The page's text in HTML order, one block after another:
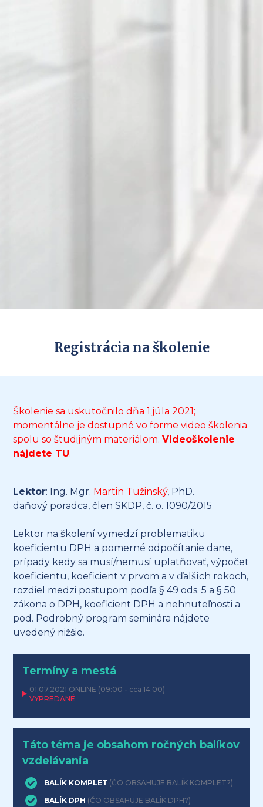
Registrácia na školenie
Školenie sa uskutočnilo dňa 1.júla 2021;
momentálne je dostupné vo forme video školenia
spolu so študijným materiálom.Videoškolenie
nájdete TU.
Lektor: Ing. Mgr. Martin Tužinský, PhD.
daňový poradca, člen SKDP, č. o. 1090/2015
Lektor na školení vymedzí problematiku
koeficientu DPH a pomerné odpočítanie dane,
prípady kedy sa musí/nemusí uplatňovať, výpočet
koeficientu, koeficient v prvom a v ďalších rokoch,
rozdiel medzi postupom podľa § 49 ods. 5 a § 50
zákona o DPH, koeficient DPH a nehnuteľnosti a
pod. Podrobný program seminára nájdete
uvedený nižšie.
Termíny a mestá
01.07.2021 ONLINE (09:00 - cca 14:00)
VYPREDANÉ
Táto téma je obsahom ročných balíkov
vzdelávania
BALÍK KOMPLET (ČO OBSAHUJE BALÍK KOMPLET?)
BALÍK DPH (ČO OBSAHUJE BALÍK DPH?)